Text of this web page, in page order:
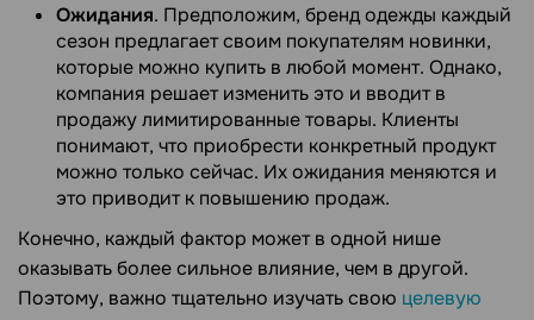
Ожидания. Предположим, бренд одежды каждый
сезон предлагает своим покупателям новинки,
которые можно купить в любой момент. Однако,
компания решает изменить это и вводит в
продажу лимитированные товары. Клиенты
понимают, что приобрести конкретный продукт
можно только сейчас. Их ожидания меняются и
это приводит к повышению продаж.
Конечно, каждый фактор может в одной нише
оказывать более сильное влияние, чем в другой.
Поэтому, важно тщательно изучать свою целевую